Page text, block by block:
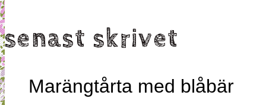
senast skrivet
Marängtårta med blåbär